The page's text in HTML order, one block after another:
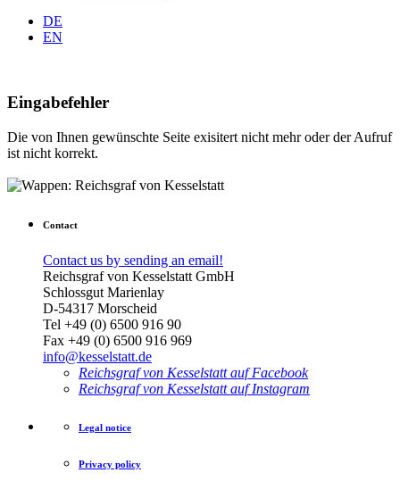
DE
EN
Eingabefehler
Die von Ihnen gewünschte Seite exisitert nicht mehr oder der Aufruf
ist nicht korrekt.
Contact
Contact us by sending an email!
Reichsgraf von Kesselstatt GmbH
Schlossgut Marienlay
D-54317 Morscheid
Tel +49 (0) 6500 916 90
Fax +49 (0) 6500 916 969
info@kesselstatt.de
Reichsgraf von Kesselstatt auf Facebook
Reichsgraf von Kesselstatt auf Instagram
Legal notice
Privacy policy